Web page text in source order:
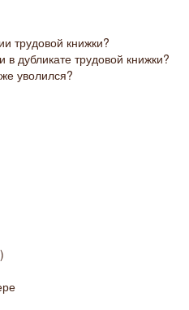
трудовой книжки?
дубликате трудовой книжки?
уволился?